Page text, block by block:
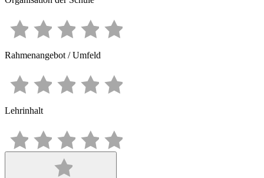
Rahmenangebot / Umfeld
Lehrinhalt